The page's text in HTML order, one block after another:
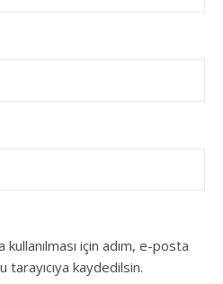
için adım, e-posta
kaydedilsin.